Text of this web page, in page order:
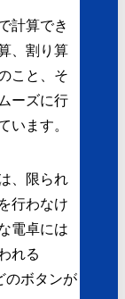
計算でき
、割り算
こと、そ
ーズに行
います。
、限られ
行わなけ
電卓には
れる
のボタンが